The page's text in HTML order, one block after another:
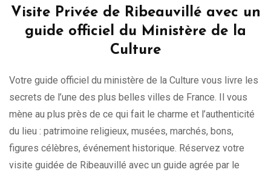
Visite Privée de Ribeauvillé avec un
guide officiel du Ministère de la
Culture
Votre guide officiel du ministère de la Culture vous livre les
secrets de l’une des plus belles villes de France. Il vous
mène au plus près de ce qui fait le charme et l’authenticité
du lieu : patrimoine religieux, musées, marchés, bons,
figures célèbres, événement historique. Réservez votre
visite guidée de Ribeauvillé avec un guide agrée par le